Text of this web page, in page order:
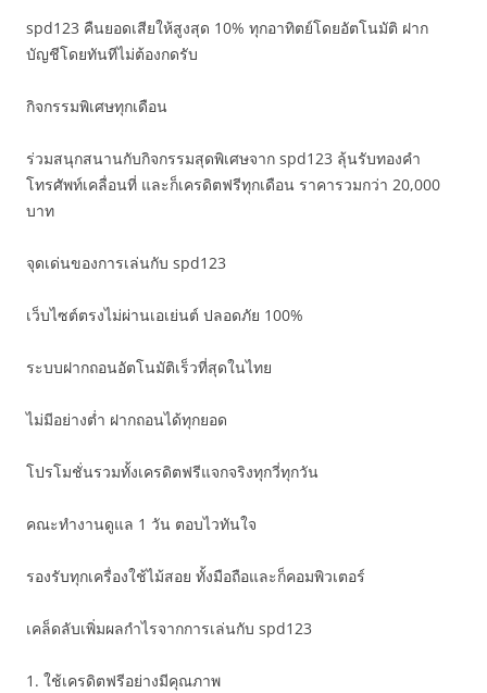
spd123 คืนยอดเสียให้สูงสุด 10% ทุกอาทิตย์โดยอัตโนมัติ ฝาก
บัญชีโดยทันทีไม่ต้องกดรับ
กิจกรรมพิเศษทุกเดือน
ร่วมสนุกสนานกับกิจกรรมสุดพิเศษจาก spd123 ลุ้นรับทองคำ
โทรศัพท์เคลื่อนที่ และก็เครดิตฟรีทุกเดือน ราคารวมกว่า 20,000
บาท
จุดเด่นของการเล่นกับ spd123
เว็บไซต์ตรงไม่ผ่านเอเย่นต์ ปลอดภัย 100%
ระบบฝากถอนอัตโนมัติเร็วที่สุดในไทย
ไม่มีอย่างต่ำ ฝากถอนได้ทุกยอด
โปรโมชั่นรวมทั้งเครดิตฟรีแจกจริงทุกวี่ทุกวัน
คณะทำงานดูแล 1 วัน ตอบไวทันใจ
รองรับทุกเครื่องใช้ไม้สอย ทั้งมือถือและก็คอมพิวเตอร์
เคล็ดลับเพิ่มผลกำไรจากการเล่นกับ spd123
1. ใช้เครดิตฟรีอย่างมีคุณภาพ